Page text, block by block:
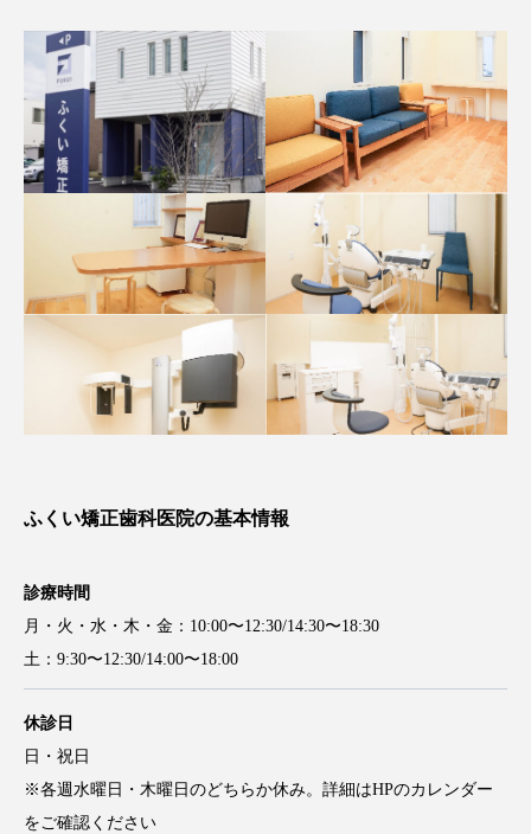
ふくい矯正歯科医院の基本情報
診療時間
月・火・水・木・金：10:00〜12:30/14:30〜18:30
土：9:30〜12:30/14:00〜18:00
休診日
日・祝日
※各週水曜日・木曜日のどちらか休み。詳細はHPのカレンダー
をご確認ください